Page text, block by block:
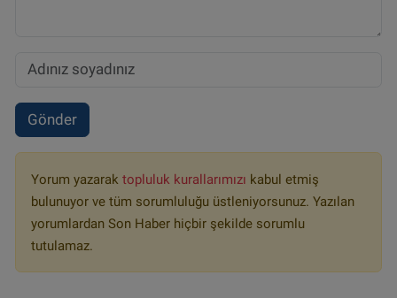
Gönder
Yorum yazarak topluluk kurallarımızı kabul etmiş
bulunuyor ve tüm sorumluluğu üstleniyorsunuz. Yazılan
yorumlardan Son Haber hiçbir şekilde sorumlu
tutulamaz.